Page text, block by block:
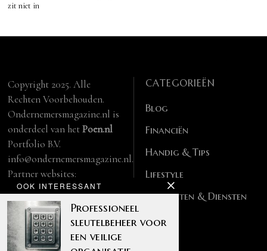
OOK INTERESSANT
Professioneel
sleutelbeheer voor
een veilige
zit niet in
Copyright 2025. Alle
Rechten Voorbehouden.
Ondernemersmagazine.nl is
onderdeel van hetPoen.nl
Portfolio B.V.
info@ondernemersmagazine.nl.
Partner websites:
manbase.nl
feitelijk.be
CATEGORIEËN
Blog
Financiën
Handig & Tips
Lifestyle
Producten & Diensten